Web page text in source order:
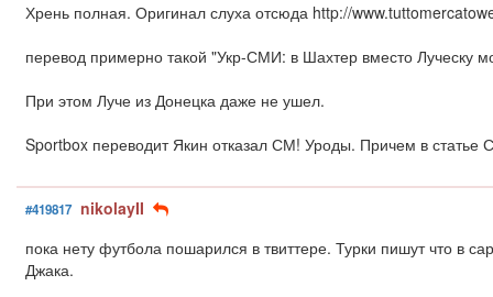
Хрень полная. Оригинал слуха отсюда http://
перевод примерно такой "Укр-СМИ: в Шахтер вместо Луческу
При этом Луче из Донецка даже не ушел.
Sportbox переводит Якин отказал СМ! Уроды. Причем в статье
#419817 nikolayII
пока нету футбола пошарился в твиттере. Турки пишут что в
Джака.